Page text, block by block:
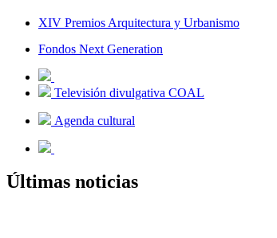
XIV Premios Arquitectura y Urbanismo
Fondos Next Generation
Televisión divulgativa COAL
Agenda cultural
Últimas noticias